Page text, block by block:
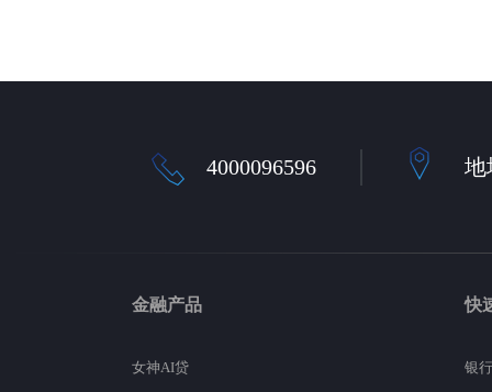
4000096596 地
金融产品
女神AI贷
快
银